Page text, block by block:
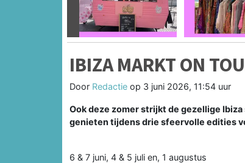
Vorige
IBIZA MARKT ON
Door Redactie op 3 juni 2026, 11:54 uur
Ook deze zomer strijkt de gezellige
genieten tijdens drie sfeervolle edities
6 & 7 juni, 4 & 5 juli en, 1 augustus